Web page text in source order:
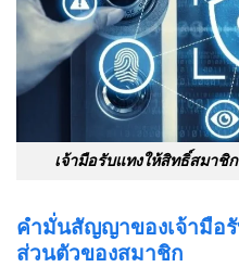
เจ้ามือรับแทงให้สิทธิ์สมา
คำมั่นสัญญาของเจ้ามือ
ส่วนตัวของสมาชิก